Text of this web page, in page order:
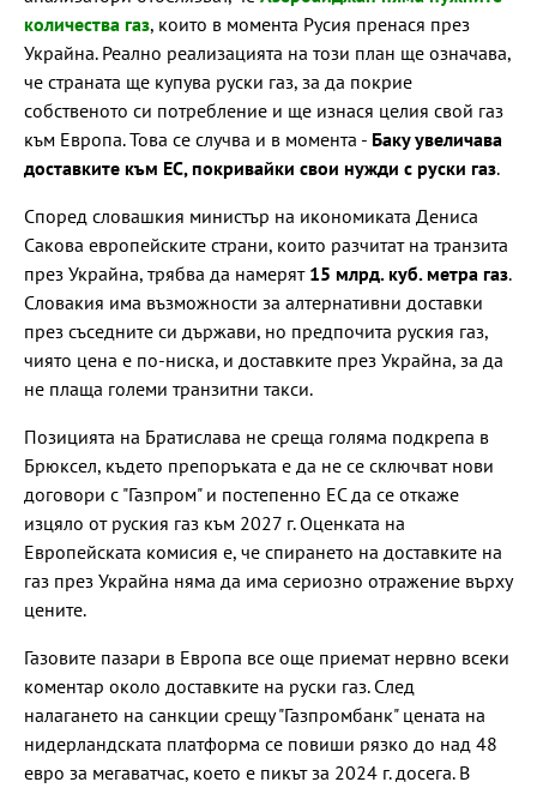
количества газ, които в момента Русия пренася през
Украйна. Реално реализацията на този план ще означава,
че страната ще купува руски газ, за да покрие
собственото си потребление и ще изнася целия свой газ
към Европа. Това се случва и в момента - Баку увеличава
доставките към ЕС, покривайки свои нужди с руски газ.
Според словашкия министър на икономиката Дениса
Сакова европейските страни, които разчитат на транзита
през Украйна, трябва да намерят 15 млрд. куб. метра газ.
Словакия има възможности за алтернативни доставки
през съседните си държави, но предпочита руския газ,
чиято цена е по-ниска, и доставките през Украйна, за да
не плаща големи транзитни такси.
Позицията на Братислава не среща голяма подкрепа в
Брюксел, където препоръката е да не се сключват нови
договори с "Газпром" и постепенно ЕС да се откаже
изцяло от руския газ към 2027 г. Оценката на
Европейската комисия е, че спирането на доставките на
газ през Украйна няма да има сериозно отражение върху
цените.
Газовите пазари в Европа все още приемат нервно всеки
коментар около доставките на руски газ. След
налагането на санкции срещу "Газпромбанк" цената на
нидерландската платформа се повиши рязко до над 48
евро за мегаватчас, което е пикът за 2024 г. досега. В